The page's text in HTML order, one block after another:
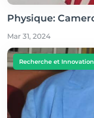
Physique:
Mar 31, 2024
Recherche et Innovation